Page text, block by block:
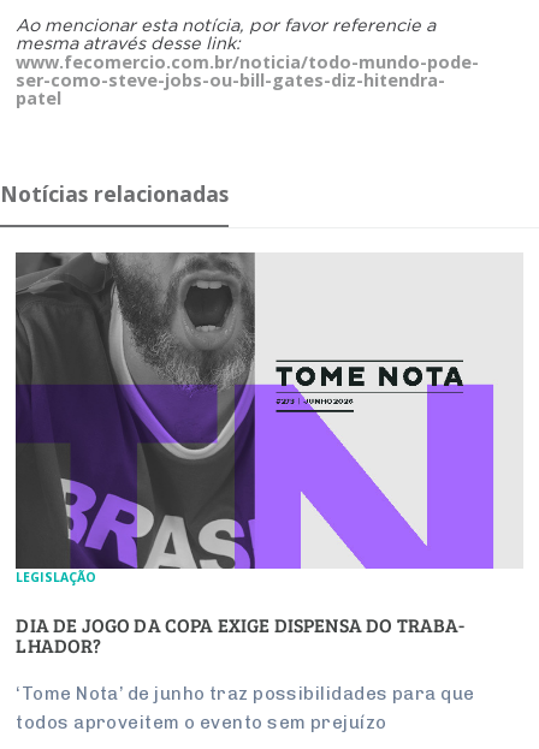
Ao mencionar esta notícia, por favor referencie a
mesma através desse link:
www.fecomercio.com.br/noticia/todo-mundo-pode-
ser-como-steve-jobs-ou-bill-gates-diz-hitendra-
patel
Notícias relacionadas
LEGISLAÇÃO
DIA DE JOGO DA COPA EXIGE DIS­PENSA DO TRA­BA­
LHADOR?
‘Tome Nota’ de junho traz pos­si­bi­li­dades para que
todos apro­veitem o evento sem pre­juízo